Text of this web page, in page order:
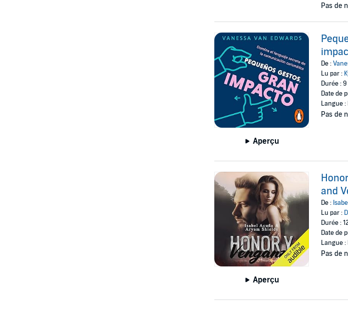
Pas de
Aperçu
De :
Lu par :
Durée :
Date de
Langue :
Pas de
Aperçu
and
De :
Lu par :
Durée :
Date de
Langue :
Pas de